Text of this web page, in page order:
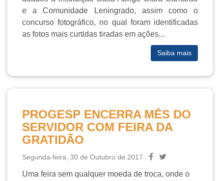
e a Comunidade Leningrado, assim como o
concurso fotográfico, no qual foram identificadas
as fotos mais curtidas tiradas em ações...
Saiba mais
PROGESP ENCERRA MÊS DO
SERVIDOR COM FEIRA DA
GRATIDÃO
Segunda-feira, 30 de Outubro de 2017
Uma feira sem qualquer moeda de troca, onde o